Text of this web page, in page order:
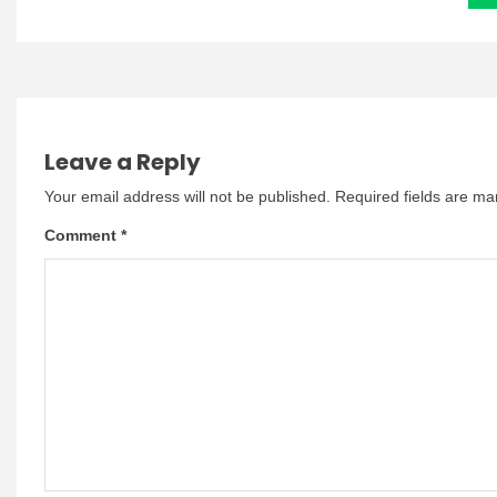
Leave a Reply
Your email address will not be published. Required fields are
Comment *